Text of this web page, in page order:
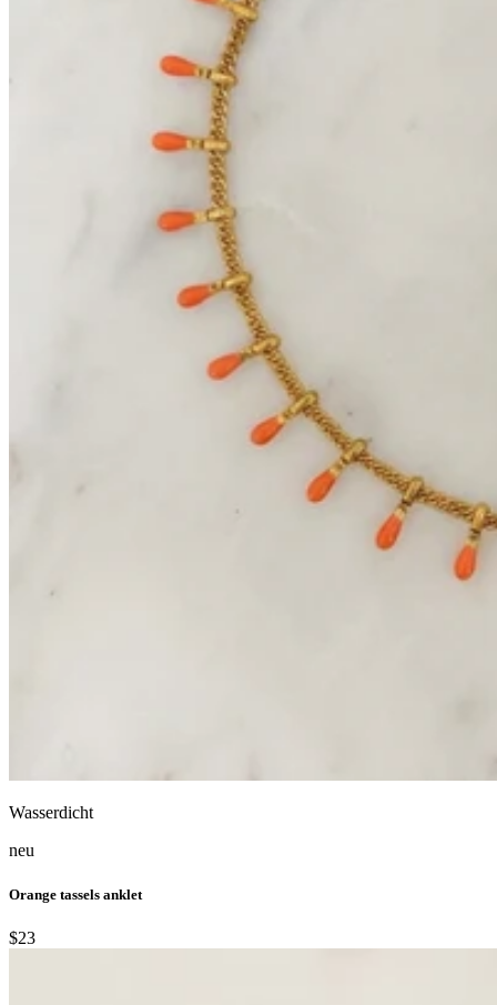
Wasserdicht
neu
Orange tassels anklet
$23